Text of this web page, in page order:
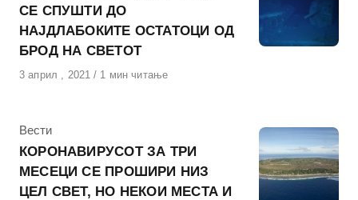
СЕ СПУШТИ ДО
НАЈДЛАБОКИТЕ ОСТАТОЦИ ОД
БРОД НА СВЕТОТ
Објавено
3 април , 2021 1 мин читање
КАтегорија
Вести
КОРОНАВИРУСОТ ЗА ТРИ
МЕСЕЦИ СЕ ПРОШИРИ НИЗ
ЦЕЛ СВЕТ, НО НЕКОИ МЕСТА И